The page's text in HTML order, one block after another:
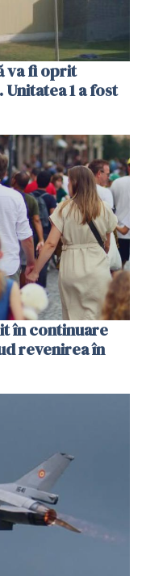
va fi oprit
1 a fost
în continuare
revenirea în